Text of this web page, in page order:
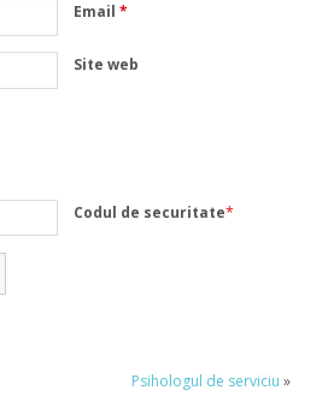
Email*
Site web
Codul de securitate*
Psihologul de serviciu »